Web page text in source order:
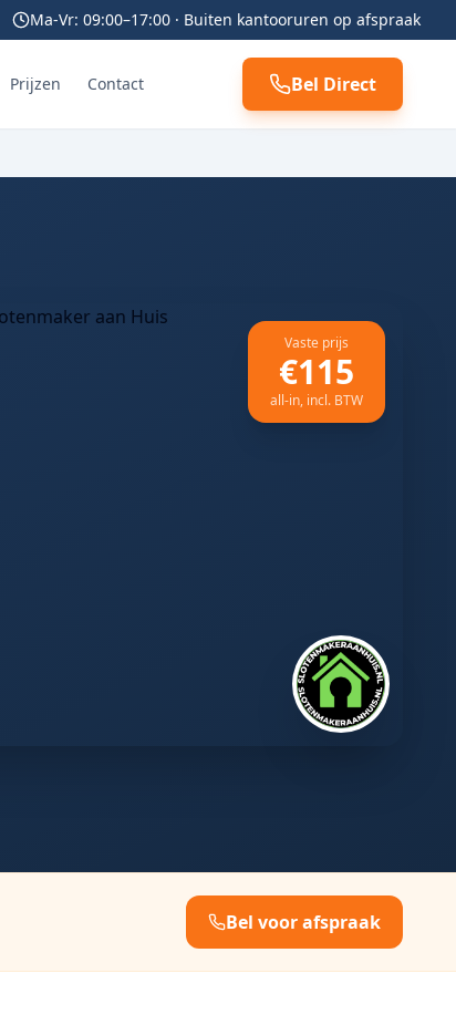
Ma-Vr: 09:00–17:00 · Buiten kantooruren op afspraak
Prijzen Contact Bel Direct
Vaste prijs
€115
all-in, incl. BTW
Bel voor afspraak